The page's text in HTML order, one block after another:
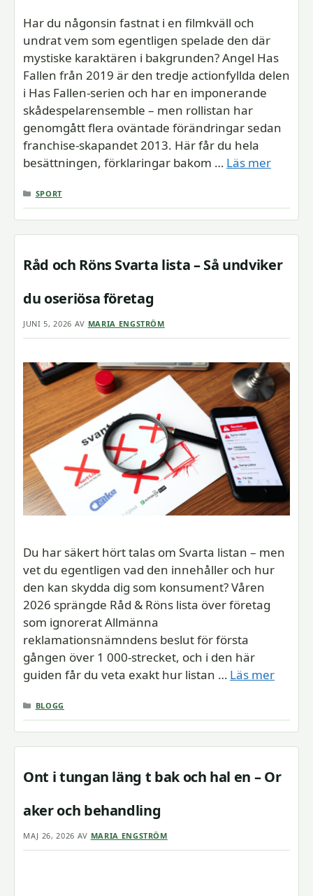
Har du någonsin fastnat i en filmkväll och
undrat vem som egentligen spelade den där
mystiske karaktären i bakgrunden? Angel Has
Fallen från 2019 är den tredje actionfyllda delen
i Has Fallen-serien och har en imponerande
skådespelarensemble – men rollistan har
genomgått flera oväntade förändringar sedan
franchise-skapandet 2013. Här får du hela
besättningen, förklaringar bakom … Läs mer
KATEGORIER
SPORT
Råd och Röns Svarta lista – Så undviker
du oseriösa företag
JUNI 5, 2026 AV MARIA ENGSTRÖM
Du har säkert hört talas om Svarta listan – men
vet du egentligen vad den innehåller och hur
den kan skydda dig som konsument? Våren
2026 sprängde Råd & Röns lista över företag
som ignorerat Allmänna
reklamationsnämndens beslut för första
gången över 1 000-strecket, och i den här
guiden får du veta exakt hur listan … Läs mer
KATEGORIER
BLOGG
Ont i tungan läng t bak och hal en – Or
aker och behandling
MAJ 26, 2026 AV MARIA ENGSTRÖM